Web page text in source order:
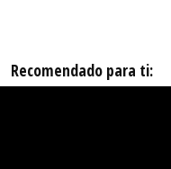
Recomendado para ti: